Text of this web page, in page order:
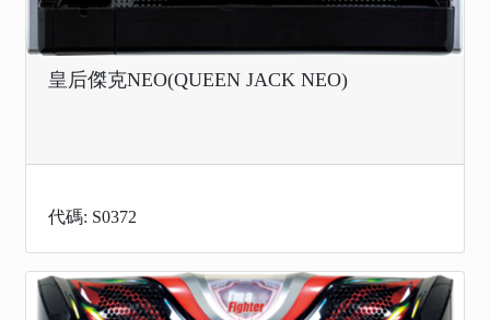
皇后傑克NEO(QUEEN JACK NEO)
代碼: S0372